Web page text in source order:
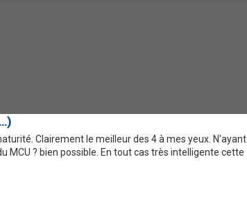
Clairement le meilleur des 4 à mes yeux. N'ayant
? bien possible. En tout cas très intelligente cette